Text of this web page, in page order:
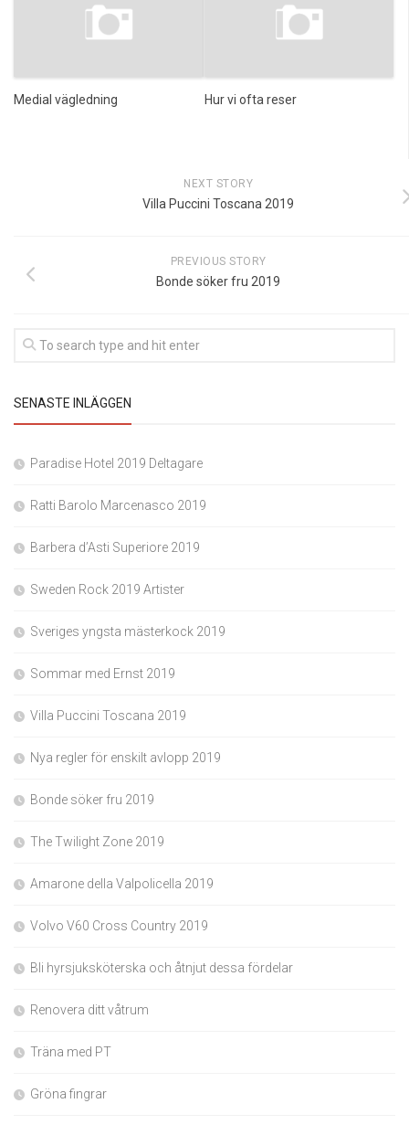
Medial vägledning Hur vi ofta reser
NEXT STORY
Villa Puccini Toscana 2019
PREVIOUS STORY
Bonde söker fru 2019
SENASTE INLÄGGEN
Paradise Hotel 2019 Deltagare
Ratti Barolo Marcenasco 2019
Barbera d’Asti Superiore 2019
Sweden Rock 2019 Artister
Sveriges yngsta mästerkock 2019
Sommar med Ernst 2019
Villa Puccini Toscana 2019
Nya regler för enskilt avlopp 2019
Bonde söker fru 2019
The Twilight Zone 2019
Amarone della Valpolicella 2019
Volvo V60 Cross Country 2019
Bli hyrsjuksköterska och åtnjut dessa fördelar
Renovera ditt våtrum
Träna med PT
Gröna fingrar